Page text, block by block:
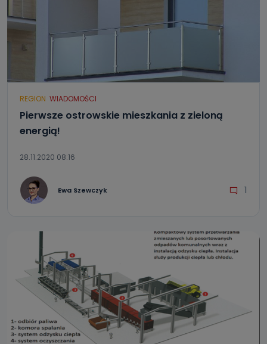
REGION WIADOMOŚCI
Pierwsze ostrowskie mieszkania z zieloną
energią!
28.11.2020 08:16
Ewa Szewczyk 1